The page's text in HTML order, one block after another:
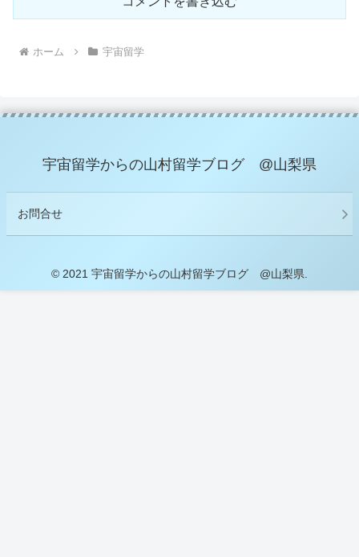
ホーム 宇宙留学
宇宙留学からの山村留学ブログ @山梨県
お問合せ
© 2021 宇宙留学からの山村留学ブログ @山梨県.